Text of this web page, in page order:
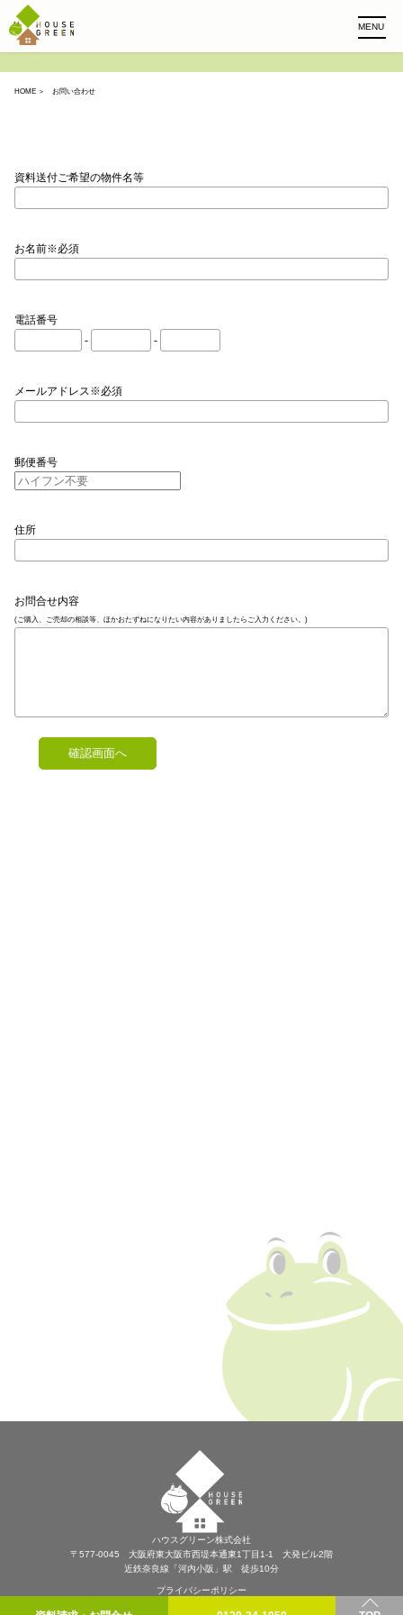
MENU
HOME ＞ お問い合わせ
資料送付ご希望の物件名等
お名前※必須
電話番号
-
-
メールアドレス※必須
郵便番号
住所
お問合せ内容
(ご購入、ご売却の相談等、ほかおたずねになりたい内容がありましたらご入力ください。)
ハウスグリーン株式会社
〒577-0045 大阪府東大阪市西堤本通東1丁目1-1 大発ビル2階
近鉄奈良線「河内小阪」駅 徒歩10分
プライバシーポリシー